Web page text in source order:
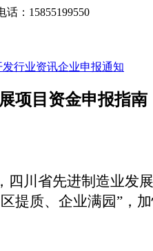
话：15855199550
发行业资讯企业申报通知
项目资金申报指南
四川省先进制造业发
提质、企业满园”，